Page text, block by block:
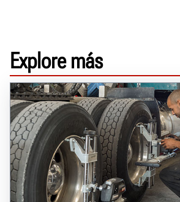
Explore más